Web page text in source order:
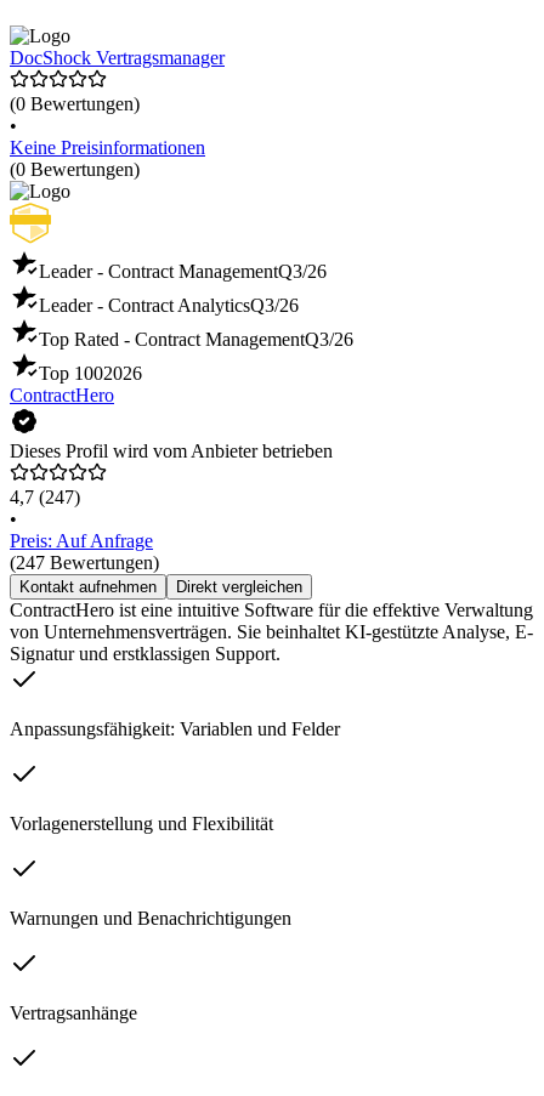
DocShock Vertragsmanager
(0 Bewertungen)
•
Keine Preisinformationen
(0 Bewertungen)
Leader - Contract ManagementQ3/26
Leader - Contract AnalyticsQ3/26
Top Rated - Contract ManagementQ3/26
Top 1002026
ContractHero
Dieses Profil wird vom Anbieter betrieben
4,7 (247)
•
Preis: Auf Anfrage
(247 Bewertungen)
Kontakt aufnehmen Direkt vergleichen
ContractHero ist eine intuitive Software für die effektive Verwaltung
von Unternehmensverträgen. Sie beinhaltet KI-gestützte Analyse, E-
Signatur und erstklassigen Support.
Anpassungsfähigkeit: Variablen und Felder
Vorlagenerstellung und Flexibilität
Warnungen und Benachrichtigungen
Vertragsanhänge